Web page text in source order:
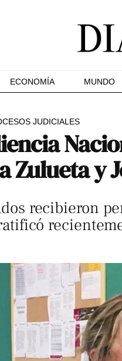
ECONOMÍA MUNDO
JUDICIALES
Zulueta y
recibieron